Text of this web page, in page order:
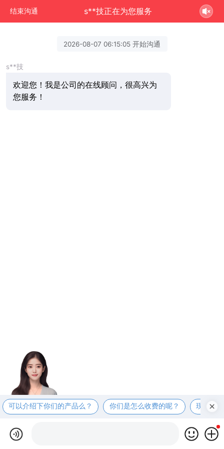
结束沟通 s**技正在为您服务
2026-08-07 06:15:05 开始沟通
s**技
欢迎您！我是公司的在线顾问，很高兴为
您服务！
可以介绍下你们的产品么？ 你们是怎么收费的呢？ 现在有